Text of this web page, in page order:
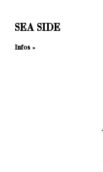
SEA SIDE
Infos »